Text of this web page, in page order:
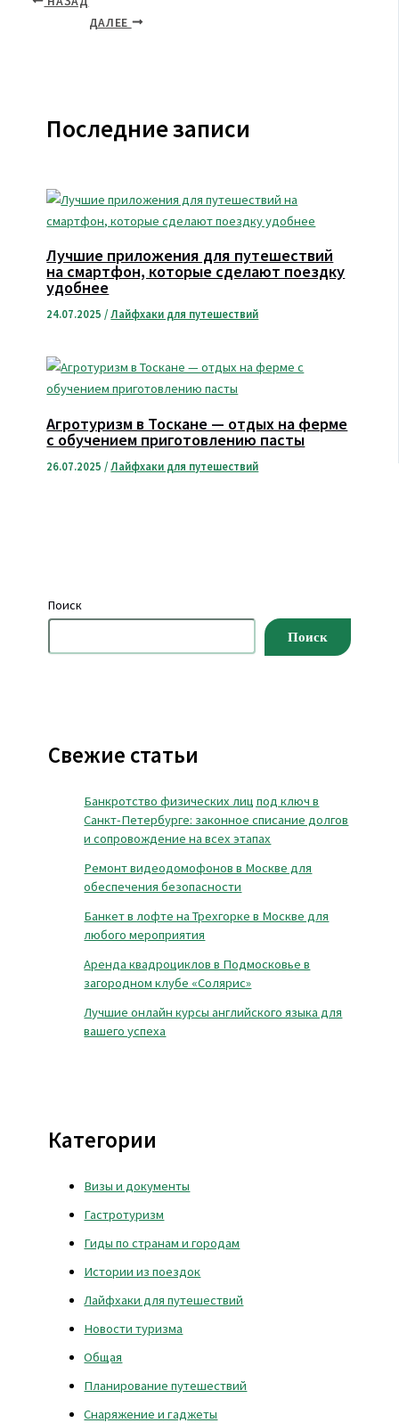
ДАЛЕЕ
Последние записи
Лучшие приложения для путешествий
на смартфон, которые сделают поездку
удобнее
24.07.2025 /Лайфхаки для путешествий
Агротуризм в Тоскане — отдых на ферме
с обучением приготовлению пасты
26.07.2025 /Лайфхаки для путешествий
Поиск
Поиск
Свежие статьи
Банкротство физических лиц под ключ в
Санкт-Петербурге: законное списание долгов
и сопровождение на всех этапах
Ремонт видеодомофонов в Москве для
обеспечения безопасности
Банкет в лофте на Трехгорке в Москве для
любого мероприятия
Аренда квадроциклов в Подмосковье в
загородном клубе «Солярис»
Лучшие онлайн курсы английского языка для
вашего успеха
Категории
Визы и документы
Гастротуризм
Гиды по странам и городам
Истории из поездок
Лайфхаки для путешествий
Новости туризма
Общая
Планирование путешествий
Снаряжение и гаджеты